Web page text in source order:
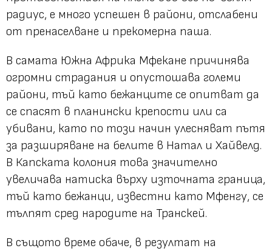
радиус, е много успешен в райони, отслабени
от пренаселване и прекомерна паша.
В самата Южна Африка Мфекане причинява
огромни страдания и опустошава големи
райони, тъй като бежанците се опитват да
се спасят в планински крепости или са
убивани, като по този начин улесняват пътя
за разширяване на белите в Натал и Хайвелд.
В Капската колония това значително
увеличава натиска върху източната граница,
тъй като бежанци, известни като Мфенгу, се
тълпят сред народите на Транскей.
В същото време обаче, в резултат на